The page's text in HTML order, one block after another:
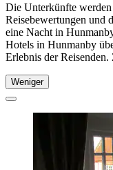
Die Unterkünfte
Reisebewertungen und
eine Nacht in
Hotels in Hunmanby
Erlebnis der
Weniger